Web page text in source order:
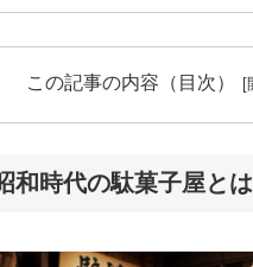
この記事の内容（目次）
和時代の駄菓子屋とは